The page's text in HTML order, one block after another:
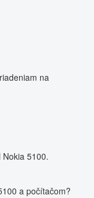
na
5100.
a počítačom?